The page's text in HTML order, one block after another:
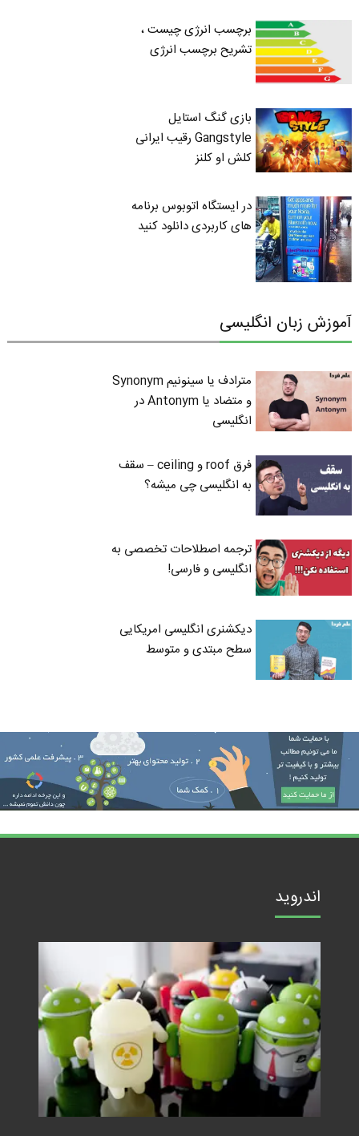
برچسب انرژی چیست ،
تشریح برچسب انرژی
بازی گنگ استایل
Gangstyle رقیب ایرانی
کلش او کلنز
در ایستگاه اتوبوس برنامه
های کاربردی دانلود کنید
آموزش زبان انگلیسی
مترادف یا سینونیم Synonym
و متضاد یا Antonym در
انگلیسی
فرق roof و ceiling – سقف
به انگلیسی چی میشه؟
ترجمه اصطلاحات تخصصی به
انگلیسی و فارسی!
دیکشنری انگلیسی امریکایی
سطح مبتدی و متوسط
اندروید